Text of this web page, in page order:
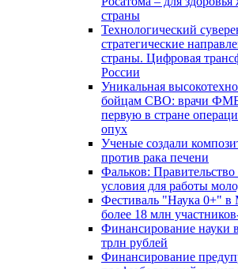
страны
Технологический
стратегические
страны. Цифровая
России
Уникальная
бойцам СВО: врачи
первую в стране
опух
Ученые создали
против рака печени
Фальков: Правительство
условия для работы
Фестиваль "Наука 0+" в
более 18 млн
Финансирование науки
трлн рублей
Финансирование